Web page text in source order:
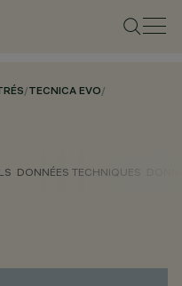
/TECNICA EVO/
DONNÉES TECHNIQUES